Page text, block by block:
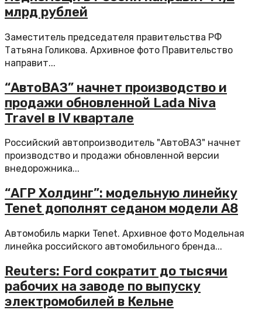
млрд рублей
Заместитель председателя правительства РФ
Татьяна Голикова. Архивное фото Правительство
направит...
“АвтоВАЗ” начнет производство и
продажи обновленной Lada Niva
Travel в IV квартале
Российский автопроизводитель "АвтоВАЗ" начнет
производство и продажи обновленной версии
внедорожника...
“АГР Холдинг”: модельную линейку
Tenet дополнят седаном модели A8
Автомобиль марки Tenet. Архивное фото Модельная
линейка российского автомобильного бренда...
Reuters: Ford сократит до тысячи
рабочих на заводе по выпуску
электромобилей в Кельне